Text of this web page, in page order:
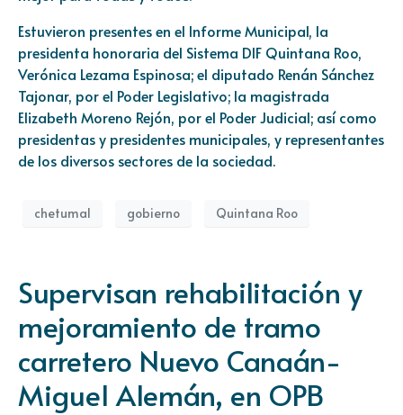
Estuvieron presentes en el Informe Municipal, la
presidenta honoraria del Sistema DIF Quintana Roo,
Verónica Lezama Espinosa; el diputado Renán Sánchez
Tajonar, por el Poder Legislativo; la magistrada
Elizabeth Moreno Rejón, por el Poder Judicial; así como
presidentas y presidentes municipales, y representantes
de los diversos sectores de la sociedad.
chetumal gobierno Quintana Roo
Supervisan rehabilitación y
mejoramiento de tramo
carretero Nuevo Canaán-
Miguel Alemán, en OPB